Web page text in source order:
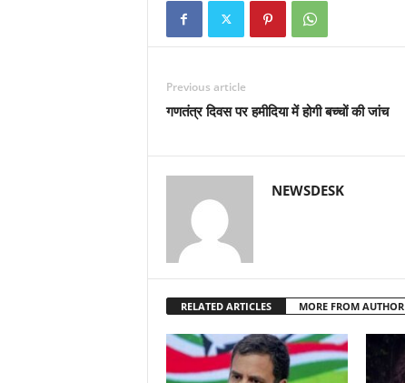
Previous article
गणतंत्र दिवस पर हमीदिया में होगी बच्चों की जांच
NEWSDESK
RELATED ARTICLES MORE FROM AUTHOR